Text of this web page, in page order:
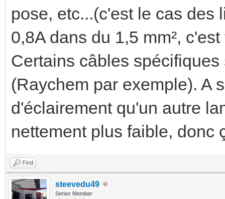
pose, etc...(c'est le cas des
0,8A dans du 1,5 mm²,
Certains câbles
(Raychem par exemple). A
d'éclairement qu'un autre
nettement plus faible, donc
Find
steevedu49
Senior Member